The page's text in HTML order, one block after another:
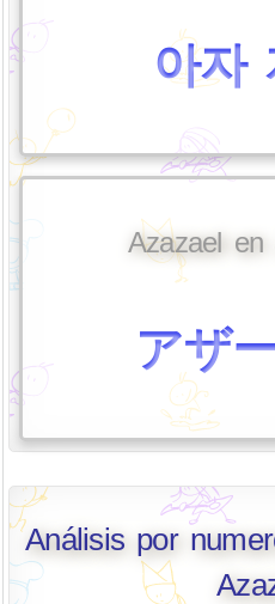
아자
Azazael en
アザ
Análisis por